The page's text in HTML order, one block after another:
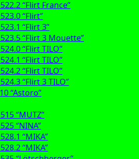
“Flirt France”
“Flirt”
“Flirt 3”
523.5 “Flirt 3 Mouette”
“Flirt TILO”
“Flirt TILO”
“Flirt TILO”
“Flirt 3 TILO”
“Astoro”
“MUTZ”
“NINA”
“MIKA”
“MIKA”